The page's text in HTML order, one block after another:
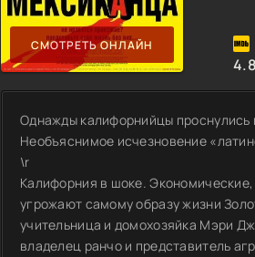
СМОТРЕТЬ ОНЛАЙН
4.8
Однажды калифорнийцы проснулись
Необъяснимое исчезновение
\r
Калифорния в шоке.
угрожают самому образу жизни
учительница и домохозяйка Мэри
владелец ранчо и представитель